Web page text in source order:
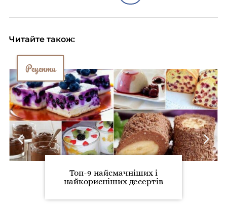
Читайте також:
Рецепти
Топ-9 найсмачніших і
найкорисніших десертів